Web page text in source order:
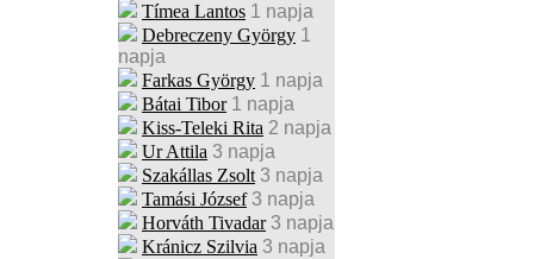
Tímea Lantos 1 napja
Debreczeny György 1
napja
Farkas György 1 napja
Bátai Tibor 1 napja
Kiss-Teleki Rita 2 napja
Ur Attila 3 napja
Szakállas Zsolt 3 napja
Tamási József 3 napja
Horváth Tivadar 3 napja
Kránicz Szilvia 3 napja